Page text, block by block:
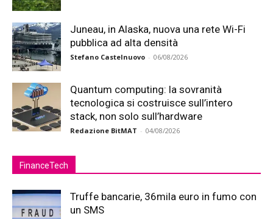
Juneau, in Alaska, nuova una rete Wi-Fi
pubblica ad alta densità
Stefano Castelnuovo - 06/08/2026
Quantum computing: la sovranità
tecnologica si costruisce sull’intero
stack, non solo sull’hardware
Redazione BitMAT - 04/08/2026
FinanceTech
Truffe bancarie, 36mila euro in fumo con
un SMS